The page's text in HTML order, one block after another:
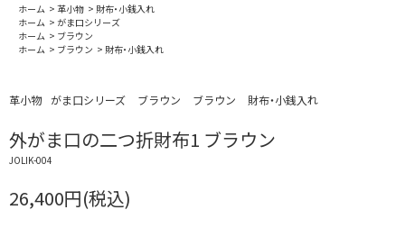
ホーム > 革小物 > 財布・小銭入れ
ホーム > がま口シリーズ
ホーム > ブラウン
ホーム > ブラウン > 財布・小銭入れ
革小物 がま口シリーズ ブラウン ブラウン 財布・小銭入れ
外がま口の二つ折財布1 ブラウン
JOLIK-004
26,400円(税込)